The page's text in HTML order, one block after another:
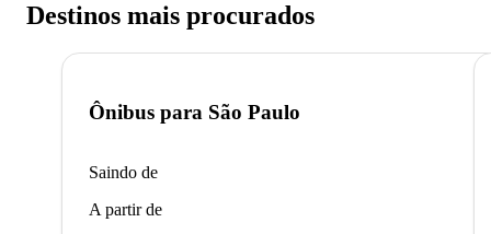
Destinos mais procurados
Ônibus para São Paulo
Saindo de
A partir de